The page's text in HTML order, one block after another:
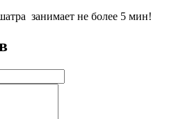
занимает не более 5 мин!